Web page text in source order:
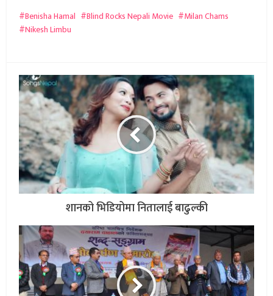
Benisha Hamal Blind Rocks Nepali Movie
Milan Chams
Nikesh Limbu
शानको भिडियोमा नितालाई बाढुल्की